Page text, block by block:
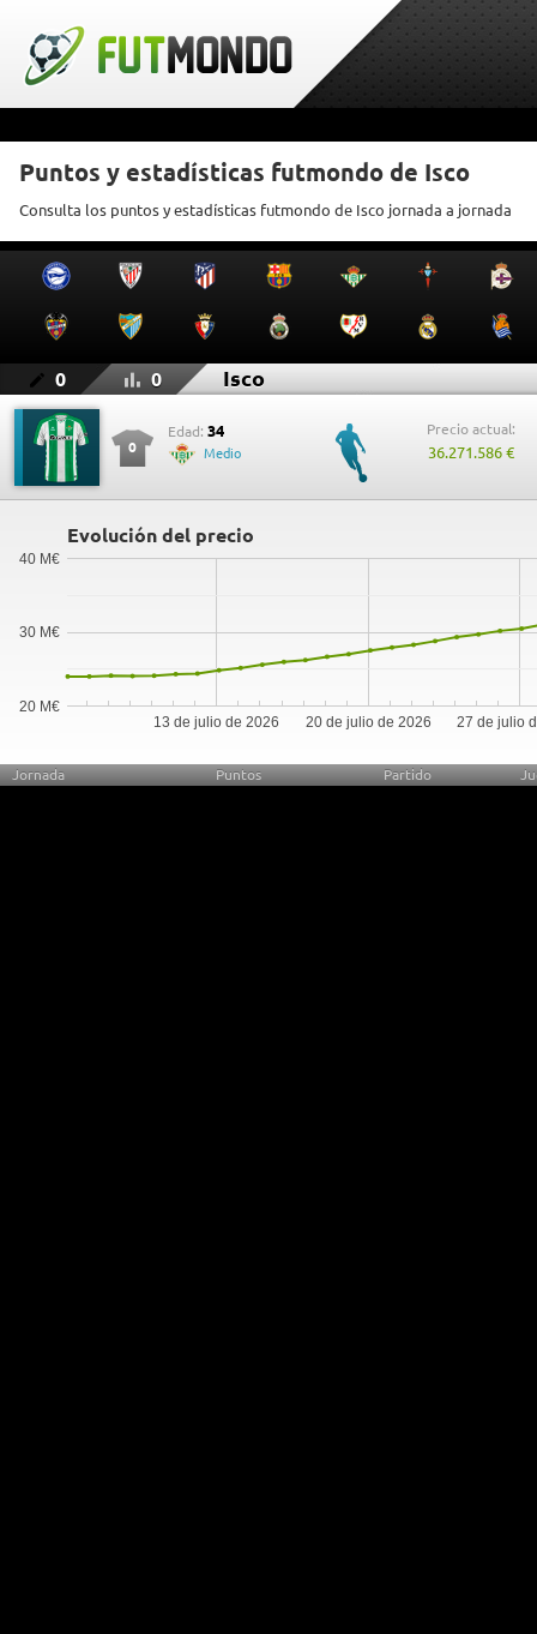
Puntos y estadísticas futmondo de Isco
Consulta los puntos y estadísticas futmondo de Isco jornada a jornada
0 0 Isco
0
Edad: 34
Medio
Precio actual:
36.271.586 €
Evolución del precio
13 de julio de 2026 20 de julio de 2026 27 de julio
20 M€
30 M€
40 M€
Jornada Puntos Partido